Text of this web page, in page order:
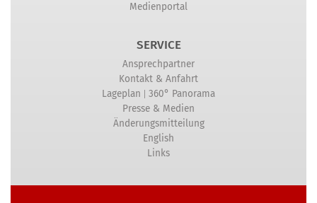
Medienportal
SERVICE
Ansprechpartner
Kontakt & Anfahrt
Lageplan | 360° Panorama
Presse & Medien
Änderungsmitteilung
English
Links